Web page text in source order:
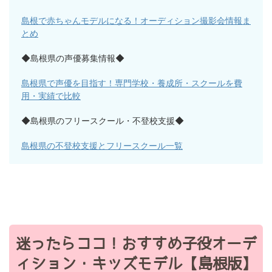
島根で赤ちゃんモデルになる！オーディション撮影会情報ま
とめ
◆島根県の声優募集情報◆
島根県で声優を目指す！専門学校・養成所・スクールを費
用・実績で比較
◆島根県のフリースクール・不登校支援◆
島根県の不登校支援とフリースクール一覧
迷ったらココ！おすすめ子役オーデ
ィション・キッズモデル【島根版】